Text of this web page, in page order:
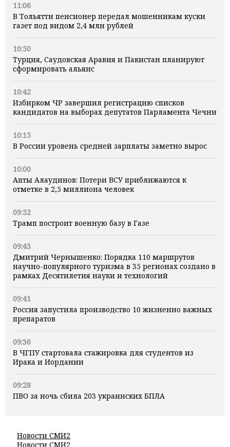
11:06
В Тольятти пенсионер передал мошенникам куски
газет под видом 2,4 млн рублей
10:50
Турция, Саудовская Аравия и Пакистан планируют
сформировать альянс
10:42
Избирком ЧР завершил регистрацию списков
кандидатов на выборах депутатов Парламента Чечни
10:15
В России уровень средней зарплаты заметно вырос
10:00
Апты Алаудинов: Потери ВСУ приближаются к
отметке в 2,5 миллиона человек
09:52
Трамп построит военную базу в Газе
09:43
Дмитрий Чернышенко: Порядка 110 маршрутов
научно-популярного туризма в 35 регионах создано в
рамках Десятилетия науки и технологий
09:41
Россия запустила производство 10 жизненно важных
препаратов
09:36
В ЧГПУ стартовала стажировка для студентов из
Ирака и Иордании
09:28
ПВО за ночь сбила 203 украинских БПЛА
Новости СМИ2
Новости СМИ2